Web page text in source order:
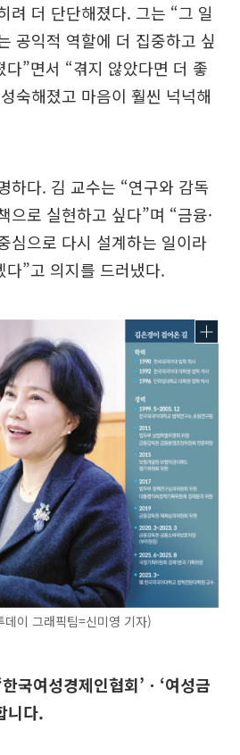
려 더 단단해졌다. 그는 “그 일
공익적 역할에 더 집중하고 싶
”면서 “겪지 않았다면 더 좋
숙해졌고 마음이 훨씬 넉넉해
하다. 김 교수는 “연구와 감독
으로 실현하고 싶다”며 “금융·
심으로 다시 설계하는 일이라
”고 의지를 드러냈다.
이 그래픽팀=신미영 기자)
국여성경제인협회’ㆍ‘여성금
니다.